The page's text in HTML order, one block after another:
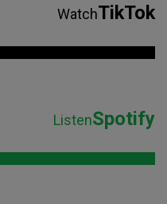
WatchTikTok
ListenSpotify